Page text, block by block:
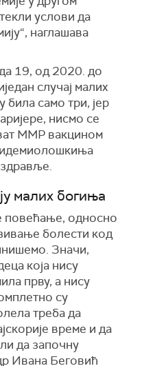
услови да
наглашава
19, од 2020. до
случај малих
само три, јер
нисмо се
ММР вакцином
малих богиња
повећање, односно
болести код
Значи,
која нису
прву, а нису
су
треба да
време и да
да започну
Ивана Беговић